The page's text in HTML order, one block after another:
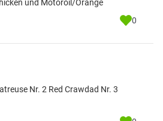
und Motoroil/Orange
0
Nr. 2 Red Crawdad Nr. 3